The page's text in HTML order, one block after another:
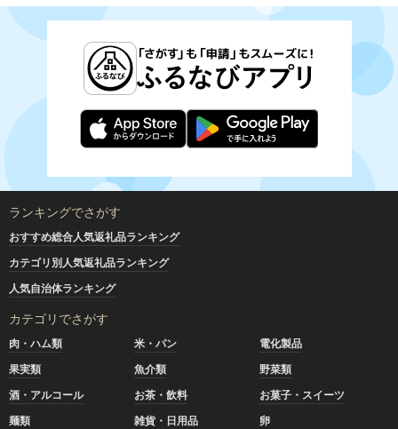
ランキングでさがす
おすすめ総合人気返礼品ランキング
カテゴリ別人気返礼品ランキング
人気自治体ランキング
カテゴリでさがす
肉・ハム類 米・パン
電化製品
果実類
魚介類
野菜類
酒・アルコール
お茶・飲料
お菓子・スイーツ
麺類
雑貨・日用品
卵